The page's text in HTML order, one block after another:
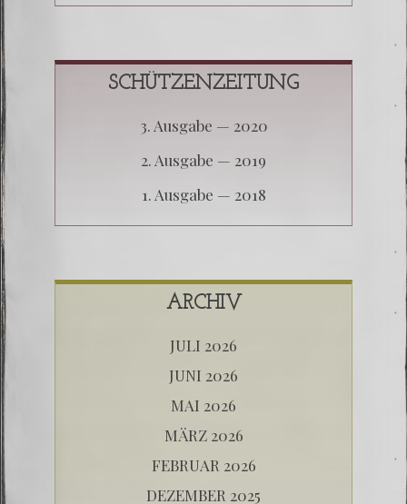
SCHÜTZENZEITUNG
3. Aus­ga­be — 2020
2. Aus­ga­be — 2019
1. Aus­ga­be — 2018
ARCHIV
JULI 2026
JUNI 2026
MAI 2026
MÄRZ 2026
FEBRUAR 2026
DEZEMBER 2025